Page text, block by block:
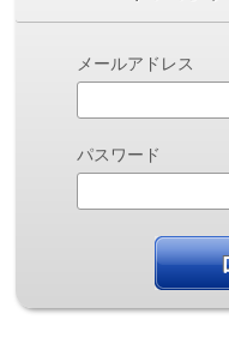
メールアドレス
パスワード